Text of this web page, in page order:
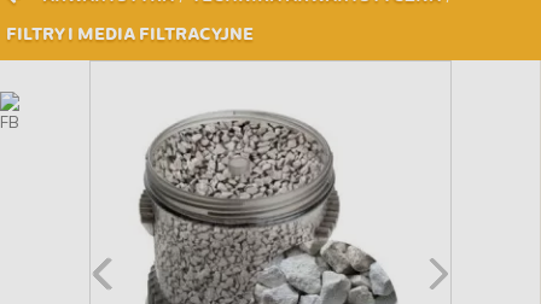
FILTRY I MEDIA FILTRACYJNE